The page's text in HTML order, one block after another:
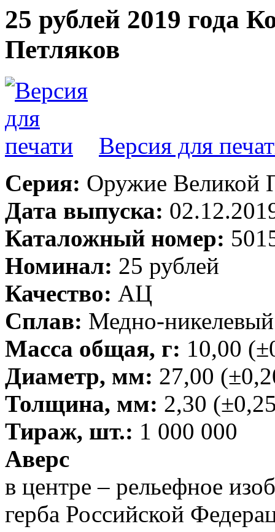
25 рублей 2019 года
Петляков
Версия для
Серия: Оружие Великой
Дата выпуска:
Каталожный номер:
Номинал: 25 рублей
Качество: АЦ
Сплав: Медно-
Масса общая, г: 10,00
Диаметр, мм: 27,00
Толщина, мм: 2,30
Тираж, шт.: 1 000 000
Аверс
в центре – рельефное
герба Российской